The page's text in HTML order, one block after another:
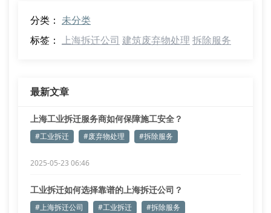
分类： 未分类
标签： 上海拆迁公司 建筑废弃物处理 拆除服务
最新文章
上海工业拆迁服务商如何保障施工安全？
#工业拆迁 #废弃物处理 #拆除服务
2025-05-23 06:46
工业拆迁如何选择靠谱的上海拆迁公司？
#上海拆迁公司 #工业拆迁 #拆除服务